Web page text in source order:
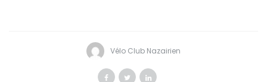
Vélo Club Nazairien